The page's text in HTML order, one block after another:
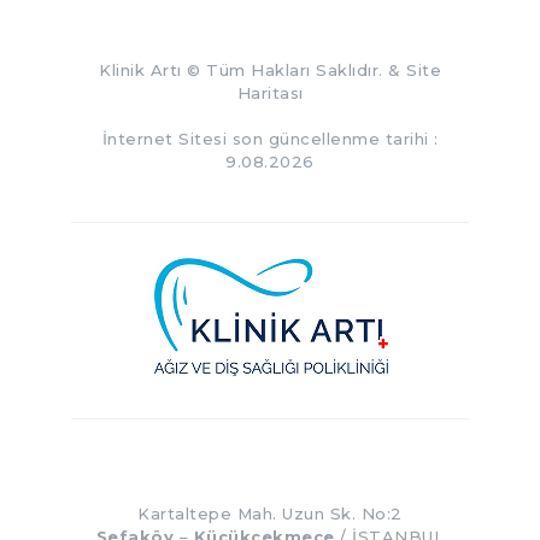
Klinik Artı © Tüm Hakları Saklıdır. & Site
Haritası
İnternet Sitesi son güncellenme tarihi :
9.08.2026
Kartaltepe Mah. Uzun Sk. No:2